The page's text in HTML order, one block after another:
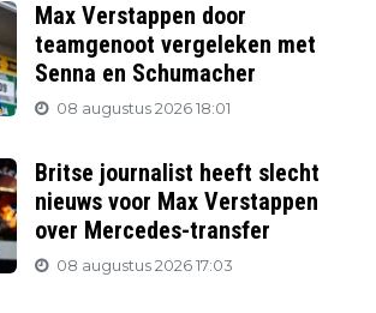
Max Verstappen door
teamgenoot vergeleken met
Senna en Schumacher
08 augustus 2026 18:01
Britse journalist heeft slecht
nieuws voor Max Verstappen
over Mercedes-transfer
08 augustus 2026 17:03